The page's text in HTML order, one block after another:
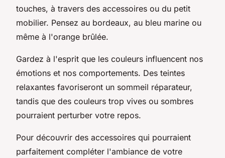
touches, à travers des accessoires ou du petit
mobilier. Pensez au bordeaux, au bleu marine ou
même à l'orange brûlée.
Gardez à l'esprit que les couleurs influencent nos
émotions et nos comportements. Des teintes
relaxantes favoriseront un sommeil réparateur,
tandis que des couleurs trop vives ou sombres
pourraient perturber votre repos.
Pour découvrir des accessoires qui pourraient
parfaitement compléter l'ambiance de votre